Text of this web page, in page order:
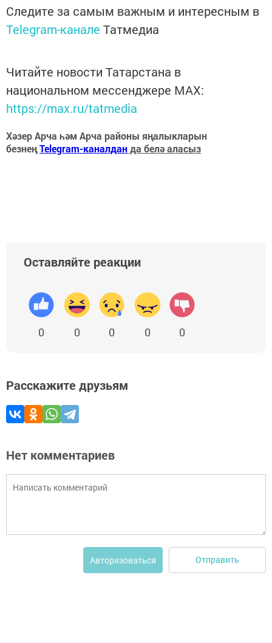
Следите за самым важным и интересным в
Telegram-канале Татмедиа
Читайте новости Татарстана в
национальном мессенджере MАХ:
https://max.ru/tatmedia
Хәзер Арча һәм Арча районы яңалыкларын
безнеңTelegram-каналданда белә аласыз
Оставляйте реакции
0 0 0 0 0
Расскажите друзьям
Нет комментариев
Авторизоваться Отправить